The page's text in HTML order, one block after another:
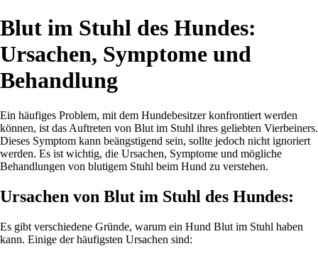
Blut im Stuhl des Hundes:
Ursachen, Symptome und
Behandlung
Ein häufiges Problem, mit dem Hundebesitzer konfrontiert werden
können, ist das Auftreten von Blut im Stuhl ihres geliebten Vierbeiners.
Dieses Symptom kann beängstigend sein, sollte jedoch nicht ignoriert
werden. Es ist wichtig, die Ursachen, Symptome und mögliche
Behandlungen von blutigem Stuhl beim Hund zu verstehen.
Ursachen von Blut im Stuhl des Hundes:
Es gibt verschiedene Gründe, warum ein Hund Blut im Stuhl haben
kann. Einige der häufigsten Ursachen sind: